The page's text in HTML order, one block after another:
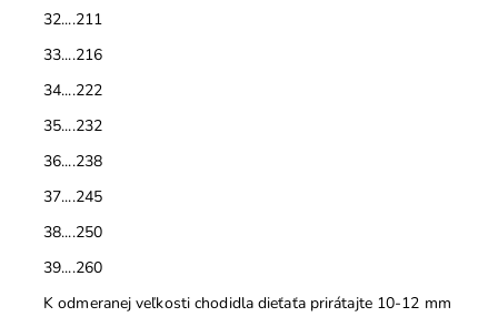
32....211
33....216
34....222
35....232
36....238
37....245
38....250
39....260
K odmeranej veľkosti chodidla dieťaťa prirátajte 10-12 mm